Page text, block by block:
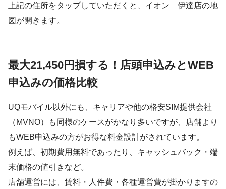
上記の住所をタップしていただくと、イオン 伊達店の地
図が開きます。
最大21,450円損する！店頭申込みとWEB
申込みの価格比較
UQモバイル以外にも、キャリアや他の格安SIM提供会社
（MVNO）も同様のケースがかなり多いですが、店舗より
もWEB申込みの方がお得な料金設計がされています。
例えば、初期費用無料であったり、キャッシュバック・端
末価格の値引きなど。
店舗運営には、賃料・人件費・各種運営費が掛かりますの